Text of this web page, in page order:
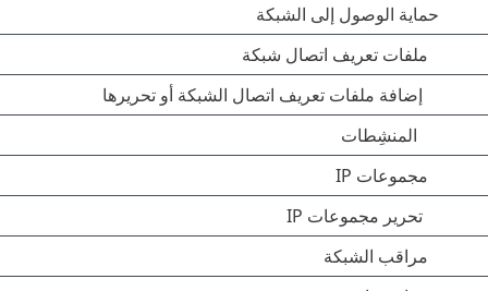
حماية الوصول إلى الشبكة
ملفات تعريف اتصال شبكة
إضافة ملفات تعريف اتصال الشبكة أو تحريرها
المنشِطات
مجموعات IP
تحرير مجموعات IP
مراقب الشبكة